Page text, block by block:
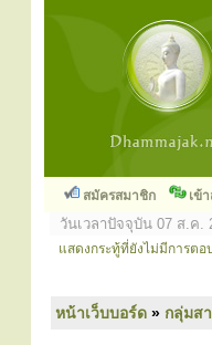
สมัครสมาชิก เข้
วันเวลาปัจจุบัน 07 ส.ค.
แสดงกระทู้ที่ยังไม่มีการตอ
หน้าเว็บบอร์ด » กลุ่มส